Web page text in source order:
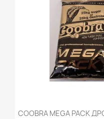
COOBRA MEGA PACK